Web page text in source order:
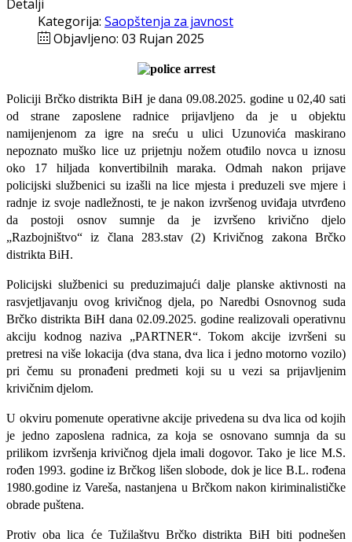
Detalji
Kategorija: Saopštenja za javnost
Objavljeno: 03 Rujan 2025
Policiji Brčko distrikta BiH je dana 09.08.2025. godine u 02,40 sati
od strane zaposlene radnice prijavljeno da je u objektu
namijenjenom za igre na sreću u ulici Uzunovića maskirano
nepoznato muško lice uz prijetnju nožem otuđilo novca u iznosu
oko 17 hiljada konvertibilnih maraka. Odmah nakon prijave
policijski službenici su izašli na lice mjesta i preduzeli sve mjere i
radnje iz svoje nadležnosti, te je nakon izvršenog uviđaja utvrđeno
da postoji osnov sumnje da je izvršeno krivično djelo
„Razbojništvo“ iz člana 283.stav (2) Krivičnog zakona Brčko
distrikta BiH.
Policijski službenici su preduzimajući dalje planske aktivnosti na
rasvjetljavanju ovog krivičnog djela, po Naredbi Osnovnog suda
Brčko distrikta BiH dana 02.09.2025. godine realizovali operativnu
akciju kodnog naziva „PARTNER“. Tokom akcije izvršeni su
pretresi na više lokacija (dva stana, dva lica i jedno motorno vozilo)
pri čemu su pronađeni predmeti koji su u vezi sa prijavljenim
krivičnim djelom.
U okviru pomenute operativne akcije privedena su dva lica od kojih
je jedno zaposlena radnica, za koja se osnovano sumnja da su
prilikom izvršenja krivičnog djela imali dogovor. Tako je lice M.S.
rođen 1993. godine iz Brčkog lišen slobode, dok je lice B.L. rođena
1980.godine iz Vareša, nastanjena u Brčkom nakon kiriminalističke
obrade puštena.
Protiv oba lica će Tužilaštvu Brčko distrikta BiH biti podnešen